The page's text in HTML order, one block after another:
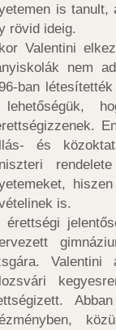
is tanult,
rövid ideig.
Valentini
nem
ban
és
is.
érettségi